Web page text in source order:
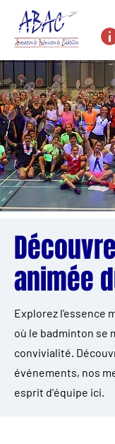
animée
Explorez l'essence
où le badminton se
convivialité.
événements, nos
esprit d'équipe ici.